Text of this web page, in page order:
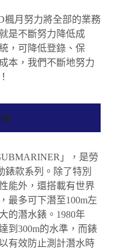
楓月努力將全部的業務
是不斷努力降低成
，可降低登錄、保
本，我們不斷地努力
」，是勞
錶款系列。除了特別
能外，還搭載有世界
最多可下潛至100m左
的潛水錶。1980年
到300m的水準，而錶
有效防止測計潛水時